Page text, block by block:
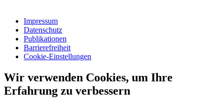
Impressum
Datenschutz
Publikationen
Barrierefreiheit
Cookie-Einstellungen
Wir verwenden Cookies, um Ihre
Erfahrung zu verbessern